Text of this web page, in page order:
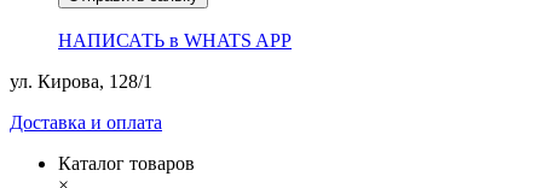
НАПИСАТЬ в WHATS APP
ул. Кирова, 128/1
Доставка и оплата
Каталог товаров